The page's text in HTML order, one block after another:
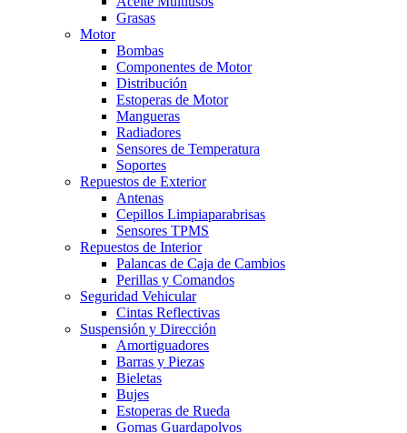
Grasas
Motor
Bombas
Componentes de Motor
Distribución
Estoperas de Motor
Mangueras
Radiadores
Sensores de Temperatura
Soportes
Repuestos de Exterior
Antenas
Cepillos Limpiaparabrisas
Sensores TPMS
Repuestos de Interior
Palancas de Caja de Cambios
Perillas y Comandos
Seguridad Vehicular
Cintas Reflectivas
Suspensión y Dirección
Amortiguadores
Barras y Piezas
Bieletas
Bujes
Estoperas de Rueda
Gomas Guardapolvos